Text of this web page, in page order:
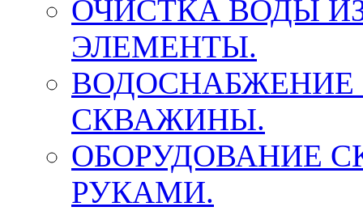
ОЧИСТКА ВОДЫ
ЭЛЕМЕНТЫ.
ВОДОСНАБЖЕНИЕ
СКВАЖИНЫ.
ОБОРУДОВАНИЕ
РУКАМИ.